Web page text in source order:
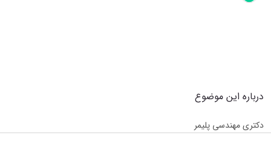
درباره این موضوع
دکتری مهندسی پلیمر